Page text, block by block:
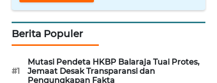
Berita Populer
#1
Mutasi Pendeta HKBP Balaraja Tuai Protes,
Jemaat Desak Transparansi dan
Pengungkapan Fakta
WN
TIMUR